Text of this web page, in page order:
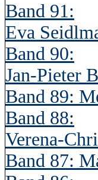
Band 91:
Eva
Band 90:
Jan-Pieter
Band 89:
Band 88:
Verena-
Band 87: